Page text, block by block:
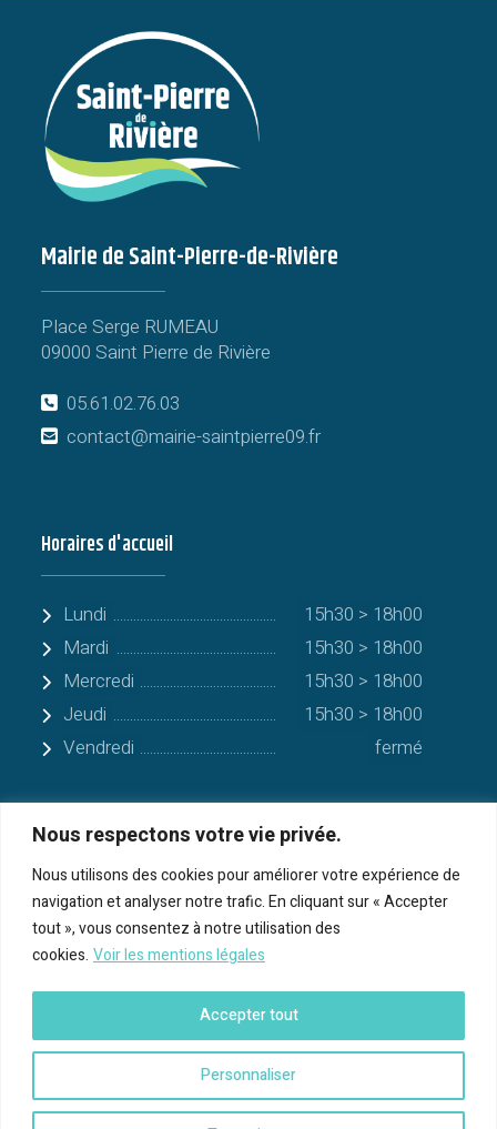
Nous respectons votre vie privée.
Nous utilisons des cookies pour améliorer votre expérience de
navigation et analyser notre trafic. En cliquant sur « Accepter
tout », vous consentez à notre utilisation des
cookies. Voir les mentions légales
Personnaliser
Accepter tout
Mairie de Saint-Pierre-de-Rivière
Place Serge RUMEAU
09000 Saint Pierre de Rivière
05.61.02.76.03
contact@mairie-saintpierre09.fr
Horaires d'accueil
Lundi
15h30 > 18h00
Mardi
15h30 > 18h00
Mercredi
15h30 > 18h00
Jeudi
15h30 > 18h00
Vendredi
fermé
Quelques communes alentours
Serres-sur-Arget
Bénac
Foix